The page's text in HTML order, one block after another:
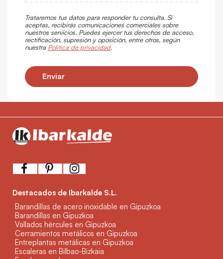
Trataremos tus datos para responder tu consulta. Si
aceptas, recibirás comunicaciones comerciales sobre
nuestros servicios. Puedes ejercer tus derechos de acceso,
rectificación, supresión y oposición, entre otros, según
nuestra Política de privacidad.
Enviar
Destacados de Ibarkalde S.L.
Barandillas de acero inoxidable en Gipuzkoa
Barandillas en Gipuzkoa
Vallados hércules en Gipuzkoa
Cerramientos metálicos en Gipuzkoa
Entreplantas metálicas en Gipuzkoa
Escaleras en Bilbao-Bizkaia